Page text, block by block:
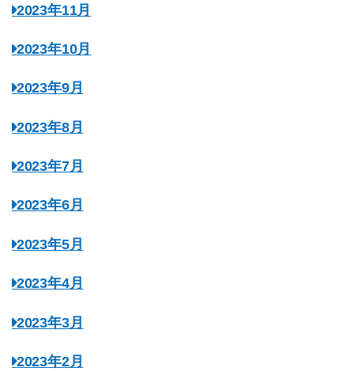
2023年11月
2023年10月
2023年9月
2023年8月
2023年7月
2023年6月
2023年5月
2023年4月
2023年3月
2023年2月